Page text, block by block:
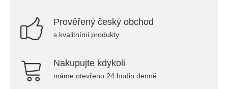
Prověřený český obchod
s kvalitními produkty
Nakupujte kdykoli
máme otevřeno 24 hodin denně